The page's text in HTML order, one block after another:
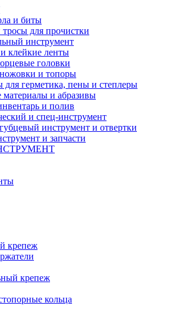
и биты
для прочистки
инструмент
клейкие ленты
головки
и топоры
для герметика, пены и степлеры
материалы и абразивы
и полив
и спец-инструмент
инструмент и отвертки
и запчасти
крепеж
крепеж
кольца